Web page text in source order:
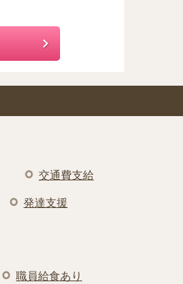
交通費支給
発達支援
職員給食あり